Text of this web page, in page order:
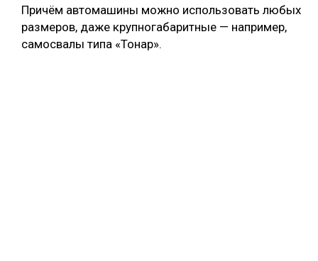
Причём автомашины можно использовать любых
размеров, даже крупногабаритные — например,
самосвалы типа «Тонар».